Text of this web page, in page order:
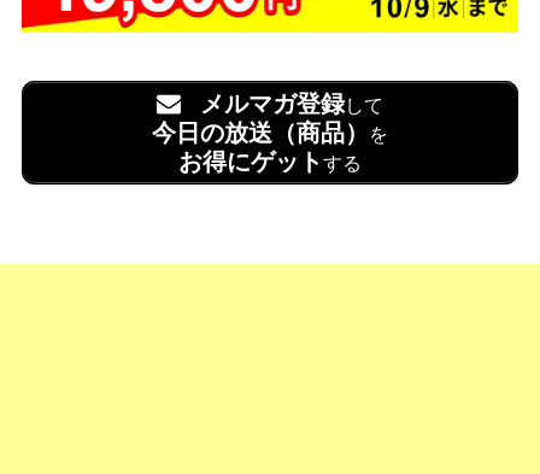
メルマガ登録して
今日の放送（商品） を
お得にゲットする